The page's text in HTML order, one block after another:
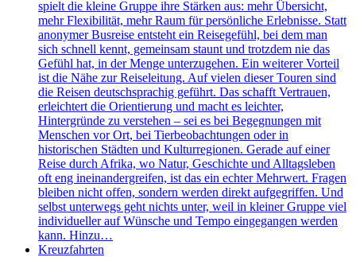
spielt die kleine Gruppe ihre Stärken aus: mehr Übersicht,
mehr Flexibilität, mehr Raum für persönliche Erlebnisse. Statt
anonymer Busreise entsteht ein Reisegefühl, bei dem man
sich schnell kennt, gemeinsam staunt und trotzdem nie das
Gefühl hat, in der Menge unterzugehen. Ein weiterer Vorteil
ist die Nähe zur Reiseleitung. Auf vielen dieser Touren sind
die Reisen deutschsprachig geführt. Das schafft Vertrauen,
erleichtert die Orientierung und macht es leichter,
Hintergründe zu verstehen – sei es bei Begegnungen mit
Menschen vor Ort, bei Tierbeobachtungen oder in
historischen Städten und Kulturregionen. Gerade auf einer
Reise durch Afrika, wo Natur, Geschichte und Alltagsleben
oft eng ineinandergreifen, ist das ein echter Mehrwert. Fragen
bleiben nicht offen, sondern werden direkt aufgegriffen. Und
selbst unterwegs geht nichts unter, weil in kleiner Gruppe viel
individueller auf Wünsche und Tempo eingegangen werden
kann. Hinzu…
Kreuzfahrten